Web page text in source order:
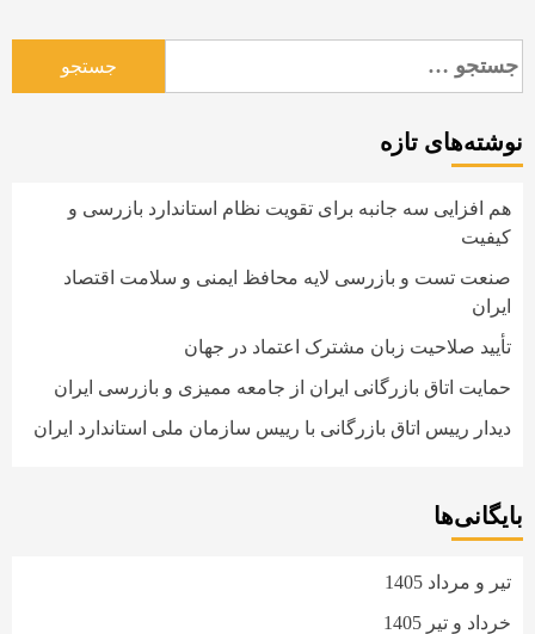
جستجو
برای:
نوشته‌های تازه
هم افزایی سه جانبه برای تقویت نظام استاندارد بازرسی و
کیفیت
صنعت تست و بازرسی لایه محافظ ایمنی و سلامت اقتصاد
ایران
تأیید صلاحیت زبان مشترک اعتماد در جهان
حمایت اتاق بازرگانی ایران از جامعه ممیزی و بازرسی ایران
دیدار رییس اتاق بازرگانی با رییس سازمان ملی استاندارد ایران
بایگانی‌ها
تیر و مرداد 1405
خرداد و تیر 1405